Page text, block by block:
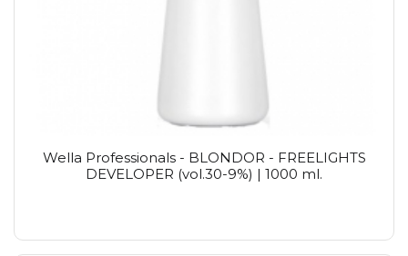
Wella Professionals - BLONDOR - FREELIGHTS
DEVELOPER (vol.30-9%) | 1000 ml.